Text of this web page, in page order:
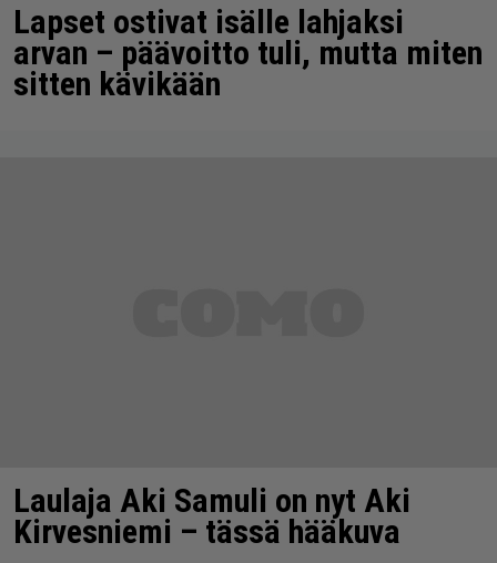
Lapset ostivat isälle lahjaksi
arvan – päävoitto tuli, mutta miten
sitten kävikään
Laulaja Aki Samuli on nyt Aki
Kirvesniemi – tässä hääkuva